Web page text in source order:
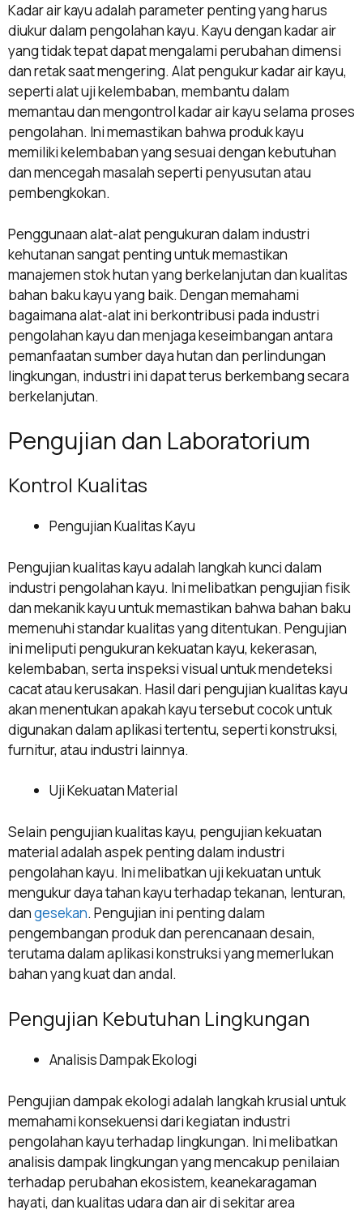
Kadar air kayu adalah parameter penting yang harus
diukur dalam pengolahan kayu. Kayu dengan kadar air
yang tidak tepat dapat mengalami perubahan dimensi
dan retak saat mengering. Alat pengukur kadar air kayu,
seperti alat uji kelembaban, membantu dalam
memantau dan mengontrol kadar air kayu selama proses
pengolahan. Ini memastikan bahwa produk kayu
memiliki kelembaban yang sesuai dengan kebutuhan
dan mencegah masalah seperti penyusutan atau
pembengkokan.
Penggunaan alat-alat pengukuran dalam industri
kehutanan sangat penting untuk memastikan
manajemen stok hutan yang berkelanjutan dan kualitas
bahan baku kayu yang baik. Dengan memahami
bagaimana alat-alat ini berkontribusi pada industri
pengolahan kayu dan menjaga keseimbangan antara
pemanfaatan sumber daya hutan dan perlindungan
lingkungan, industri ini dapat terus berkembang secara
berkelanjutan.
Pengujian dan Laboratorium
Kontrol Kualitas
Pengujian Kualitas Kayu
Pengujian kualitas kayu adalah langkah kunci dalam
industri pengolahan kayu. Ini melibatkan pengujian fisik
dan mekanik kayu untuk memastikan bahwa bahan baku
memenuhi standar kualitas yang ditentukan. Pengujian
ini meliputi pengukuran kekuatan kayu, kekerasan,
kelembaban, serta inspeksi visual untuk mendeteksi
cacat atau kerusakan. Hasil dari pengujian kualitas kayu
akan menentukan apakah kayu tersebut cocok untuk
digunakan dalam aplikasi tertentu, seperti konstruksi,
furnitur, atau industri lainnya.
Uji Kekuatan Material
Selain pengujian kualitas kayu, pengujian kekuatan
material adalah aspek penting dalam industri
pengolahan kayu. Ini melibatkan uji kekuatan untuk
mengukur daya tahan kayu terhadap tekanan, lenturan,
dangesekan. Pengujian ini penting dalam
pengembangan produk dan perencanaan desain,
terutama dalam aplikasi konstruksi yang memerlukan
bahan yang kuat dan andal.
Pengujian Kebutuhan Lingkungan
Analisis Dampak Ekologi
Pengujian dampak ekologi adalah langkah krusial untuk
memahami konsekuensi dari kegiatan industri
pengolahan kayu terhadap lingkungan. Ini melibatkan
analisis dampak lingkungan yang mencakup penilaian
terhadap perubahan ekosistem, keanekaragaman
hayati, dan kualitas udara dan air di sekitar area